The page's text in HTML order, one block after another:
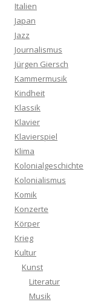
Italien
Japan
Jazz
Journalismus
Jürgen Giersch
Kammermusik
Kindheit
Klassik
Klavier
Klavierspiel
Klima
Kolonialgeschichte
Kolonialismus
Komik
Konzerte
Körper
Krieg
Kultur
Kunst
Literatur
Musik